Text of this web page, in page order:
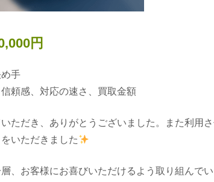
円
手
頼感、対応の速さ、買取金額
いただき、ありがとうございました。また利用
いただきました
、お客様にお喜びいただけるよう取り組んでい